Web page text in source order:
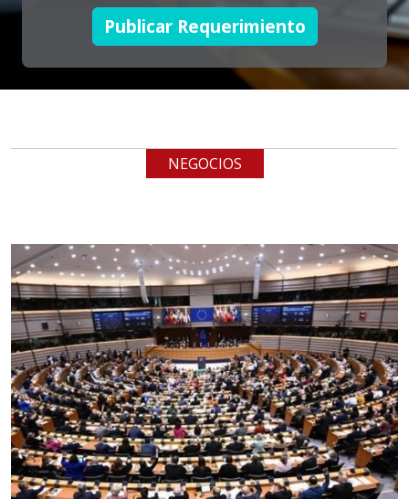
Requiere:
LOGÍSTICA DE CARGA LLAVE
EN MANO
Aplicar al Requerimiento
Empresa en Jalisco
Requiere:
LOGÍSTICA
Especificaciones:
cualquiera
Aplicar al Requerimiento
Empresa en Querétaro
Requiere:
Publicar Requerimiento
NEGOCIOS